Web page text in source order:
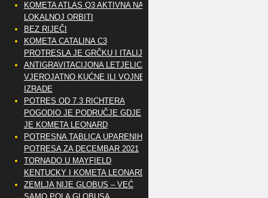
KOMETA ATLAS Q3 AKTIVNA NA
LOKALNOJ ORBITI
BEZ RIJEČI
KOMETA CATALINA C3
PROTRESLA JE GRČKU I ITALIJU
ANTIGRAVITACIJONA LETJELICA
VJEROJATNO KUĆNE ILI VOJNE
IZRADE
POTRES OD 7.3 RICHTERA
POGODIO JE PODRUČJE GDJE
JE KOMETA LEONARD
POTRESNA TABLICA UPARENIH
POTRESA ZA DECEMBAR 2021
TORNADO U MAYFIELD
KENTUCKY I KOMETA LEONARD
ZEMLJA NIJE GLOBUS – VEĆ